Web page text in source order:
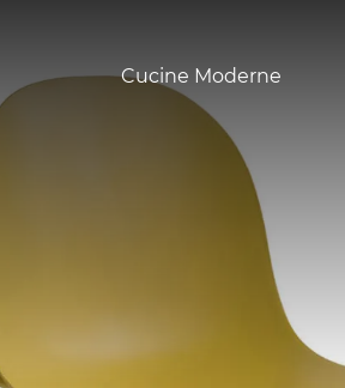
Cucine Moderne